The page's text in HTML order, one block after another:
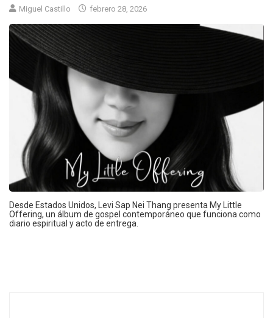
Miguel Castillo febrero 28, 2026
Desde Estados Unidos, Levi Sap Nei Thang presenta My Little
Offering, un álbum de gospel contemporáneo que funciona como
diario espiritual y acto de entrega.